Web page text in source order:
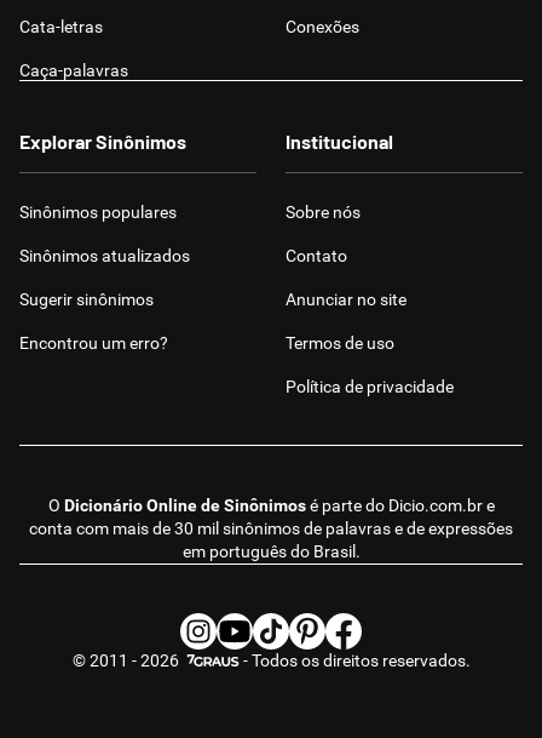
Cata-letras Conexões
Caça-palavras
O Dicionário Online de Sinônimosé parte do Dicio.com.bre
conta com mais de 30 mil sinônimos de palavras e de expressões
em português do Brasil.
Explorar Sinônimos
Sinônimos populares
Sinônimos atualizados
Sugerir sinônimos
Encontrou um erro?
Institucional
Sobre nós
Contato
Anunciar no site
Termos de uso
Política de privacidade
© 2011 - 2026 - Todos os direitos reservados.